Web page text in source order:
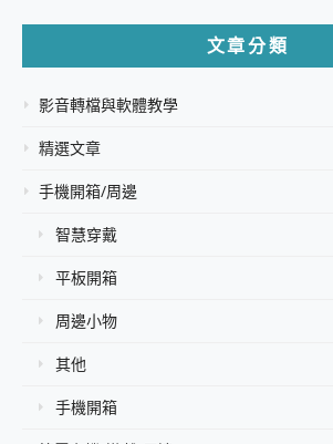
文章分類
影音轉檔與軟體教學
精選文章
手機開箱/周邊
智慧穿戴
平板開箱
周邊小物
其他
手機開箱